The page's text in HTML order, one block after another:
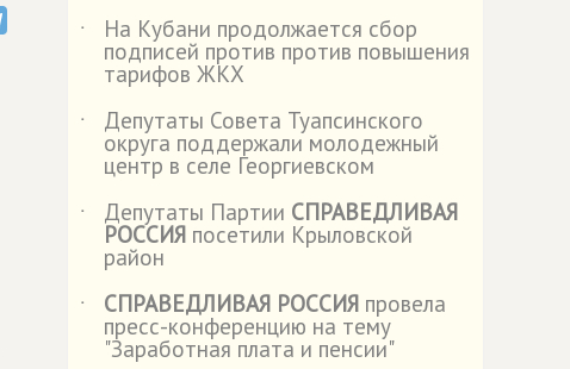
˙ На Кубани продолжается сбор
подписей против против повышения
тарифов ЖКХ
˙
Депутаты Совета Туапсинского
округа поддержали молодежный
центр в селе Георгиевском
˙
Депутаты Партии СПРАВЕДЛИВАЯ
РОССИЯ посетили Крыловской
район
˙
СПРАВЕДЛИВАЯ РОССИЯ провела
пресс-конференцию на тему
"Заработная плата и пенсии"